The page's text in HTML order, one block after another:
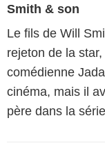
Smith & son
Le fils de Will
rejeton de la
comédienne
cinéma, mais il
père dans la